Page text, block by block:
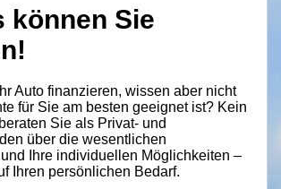
Repair
Service
können Sie
Auto finanzieren, wissen aber nicht
für Sie am besten geeignet ist? Kein
Sie als Privat- und
über die wesentlichen
Ihre individuellen Möglichkeiten –
Ihren persönlichen Bedarf.